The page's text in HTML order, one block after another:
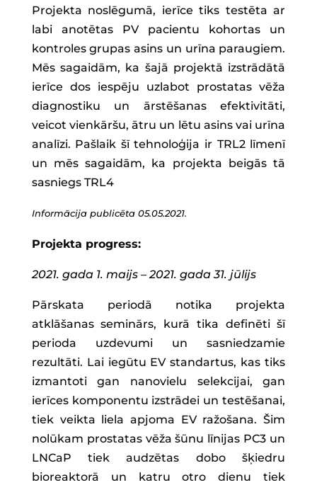
Projekta noslēgumā, ierīce tiks testēta ar
labi anotētas PV pacientu kohortas un
kontroles grupas asins un urīna paraugiem.
Mēs sagaidām, ka šajā projektā izstrādātā
ierīce dos iespēju uzlabot prostatas vēža
diagnostiku un ārstēšanas efektivitāti,
veicot vienkāršu, ātru un lētu asins vai urīna
analīzi. Pašlaik šī tehnoloģija ir TRL2 līmenī
un mēs sagaidām, ka projekta beigās tā
sasniegs TRL4
Informācija publicēta 05.05.2021.
Projekta progress:
2021. gada 1. maijs – 2021. gada 31. jūlijs
Pārskata periodā notika projekta
atklāšanas seminārs, kurā tika definēti šī
perioda uzdevumi un sasniedzamie
rezultāti. Lai iegūtu EV standartus, kas tiks
izmantoti gan nanovielu selekcijai, gan
ierīces komponentu izstrādei un testēšanai,
tiek veikta liela apjoma EV ražošana. Šim
nolūkam prostatas vēža šūnu līnijas PC3 un
LNCaP tiek audzētas dobo šķiedru
bioreaktorā un katru otro dienu tiek